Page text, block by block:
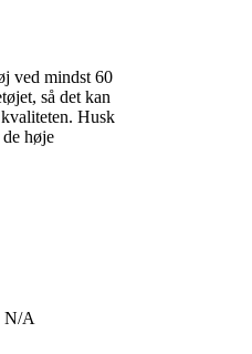
ved mindst 60
så det kan
Husk
høje
N/A